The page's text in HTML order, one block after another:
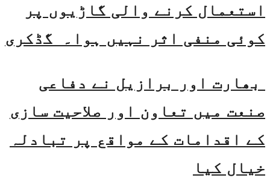
استعمال کرنے والی گاڑیوں پر
کوئی منفی اثر نہیں ہوا۔ گڈکری
بھارت اور برازیل نے دفاعی
صنعت میں تعاون اور صلاحیت سازی
کے اقدامات کے مواقع پر تبادلہ
خیال کیا